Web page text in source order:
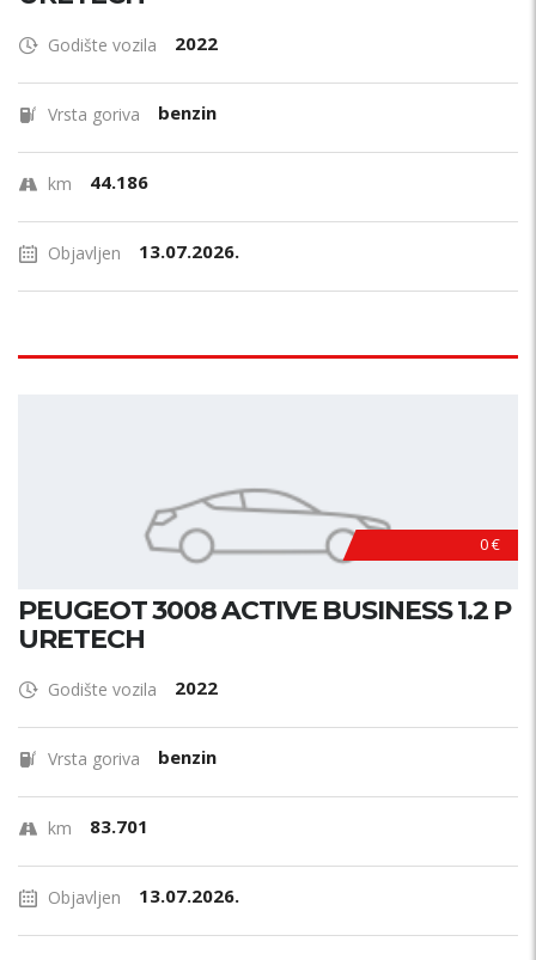
Godište vozila 2022
Vrsta goriva benzin
km 44.186
Objavljen 13.07.2026.
0 €
PEUGEOT 3008 ACTIVE BUSINESS 1.2 P
URETECH
Godište vozila 2022
Vrsta goriva benzin
km 83.701
Objavljen 13.07.2026.